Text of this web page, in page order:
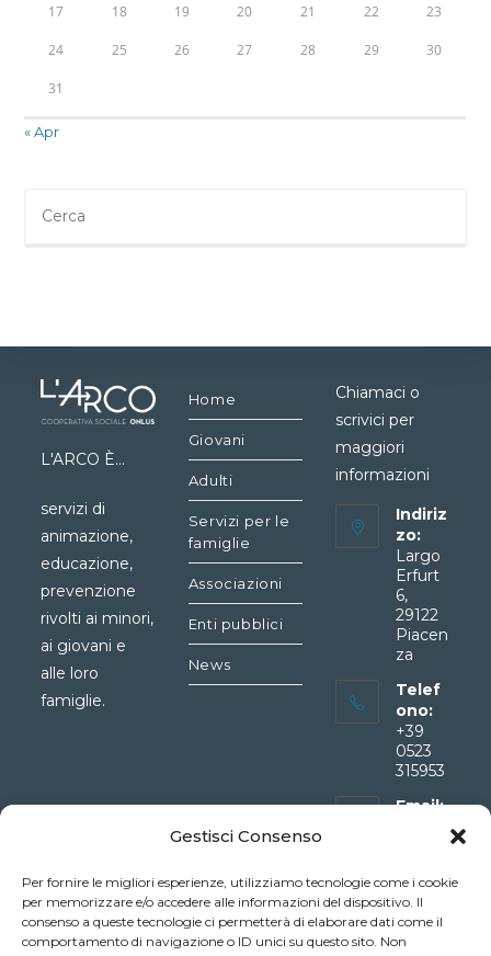
Gestisci Consenso
Per fornire le migliori esperienze, utilizziamo tecnologie come i cookie
per memorizzare e/o accedere alle informazioni del dispositivo. Il
consenso a queste tecnologie ci permetterà di elaborare dati come il
comportamento di navigazione o ID unici su questo sito. Non
17 18 19 20 21 22 23
24 25 26 27 28 29 30
31
« Apr
L'ARCO È...
servizi di
animazione,
educazione,
prevenzione
rivolti ai minori,
ai giovani e
alle loro
famiglie.
Home
Giovani
Adulti
Servizi per le
famiglie
Associazioni
Enti pubblici
News
Chiamaci o
scrivici per
maggiori
informazioni
Indiriz
zo:
Largo
Erfurt
6,
29122
Piacen
za
Telef
ono:
+39
0523
315953
Email:
tOpens
in
your
application
Privacy Policy